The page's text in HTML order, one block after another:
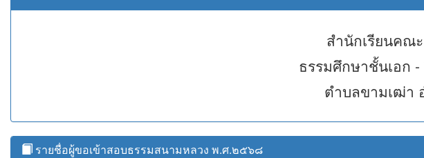
สำนักเรียนคณ
ธรรมศึกษาชั้นเอก
ตำบลขามเฒ่า
รายชื่อผู้ขอเข้าสอบธรรมสนามหลวง พ.ศ.๒๕๖๘